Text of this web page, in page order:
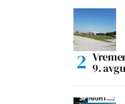
9.